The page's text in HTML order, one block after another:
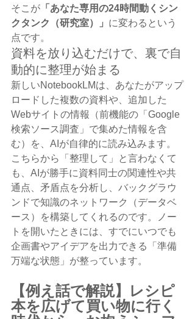
そこが 「あなた専用の24時間動くシン
クタンク（研究室）」 に変わるという
点です。
資料を放り込むだけで、裏で自
動的に整理が始まる
新しいNotebookLMは、あなたがアップ
ロードした複数の資料や、追加した
Webサイトの情報（前機能の「Google
検索ソース調査」で集めた情報を含
む）を、AIが自律的に読み込みます。
こちらから「整理して」と言わなくて
も、AIが勝手に資料同士の関連性や共
通点、矛盾点を分析し、バックグラウ
ンドで知識のネットワーク（データベ
ース）を構築してくれるのです。ノー
トを開いたときには、すでにいつでも
企画書やアイデアを出力できる「準備
万端な状態」が整っています。
【例え話で解説】レシピ
本を広げて買い物に行く